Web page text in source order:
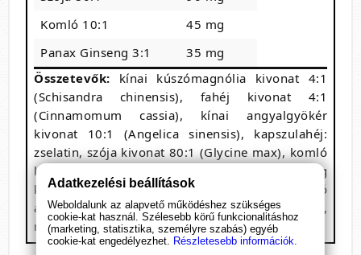
Komló 10:1
45 mg
Panax Ginseng 3:1
35 mg
Összetevők: kínai kúszómagnólia kivonat 4:1
(Schisandra chinensis), fahéj kivonat 4:1
(Cinnamomum cassia), kínai angyalgyökér
kivonat 10:1 (Angelica sinensis), kapszulahéj:
zselatin, szója kivonat 80:1 (Glycine max), komló
kivonat 10:1 (Humulus lupulus), ázsiai ginzeng
kivonat 3:1 (Panax Ginseng), csomósodást gátló
anyagok: szilícium-diaoxid, magnézium-sztearát,
mikrokristályos cellulóz 101.
Adatkezelési beállítások
Weboldalunk az alapvető működéshez szükséges
cookie-kat használ. Szélesebb körű funkcionalitáshoz
(marketing, statisztika, személyre szabás) egyéb
cookie-kat engedélyezhet. Részletesebb információk.